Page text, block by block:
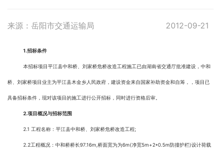
来源：岳阳市交通运输局 2012-09-21
1.招标条件
本招标项目平江县中和桥、刘家桥危桥改造工程施工已由湖南省交通厅批准建设，中和
桥、刘家桥项目业主为平江县木金乡人民政府，建设资金来自国家补助资金和自筹，，项目已
具备招标条件，现对该项目的施工进行公开招标，同时进行资格后审。
2.项目概况与招标范围
2.1 工程名称：平江县中和桥、刘家桥危桥改造工程;
2.2工程概况：中和桥桥长97.16m,桥面宽为为6m(净宽5m+2*0.5m防撞护栏)设计荷载